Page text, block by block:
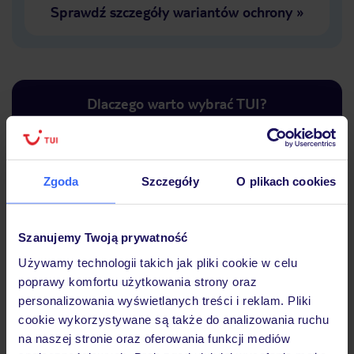
Zgoda Szczegóły O plikach cookies
Szanujemy Twoją prywatność
Używamy technologii takich jak pliki cookie w celu
poprawy komfortu użytkowania strony oraz
personalizowania wyświetlanych treści i reklam. Pliki
cookie wykorzystywane są także do analizowania ruchu
na naszej stronie oraz oferowania funkcji mediów
Sprawdź szczegóły wariantów ochrony»
Dlaczego warto wybrać TUI?
Lider niskich cen
Największe biuro
podróży w Polsce
30 lat w
Hotel